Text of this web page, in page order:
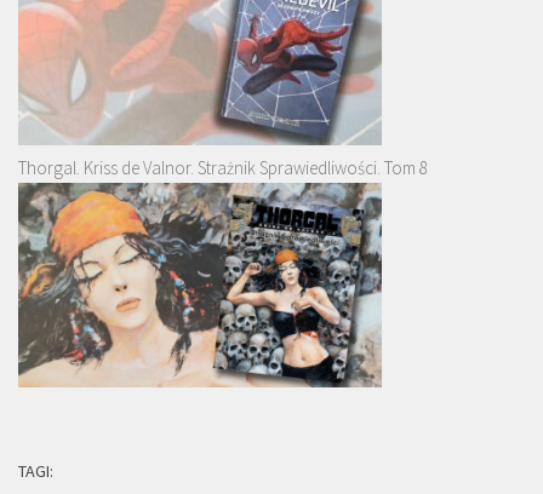
Thorgal. Kriss de Valnor. Strażnik Sprawiedliwości. Tom 8
TAGI: